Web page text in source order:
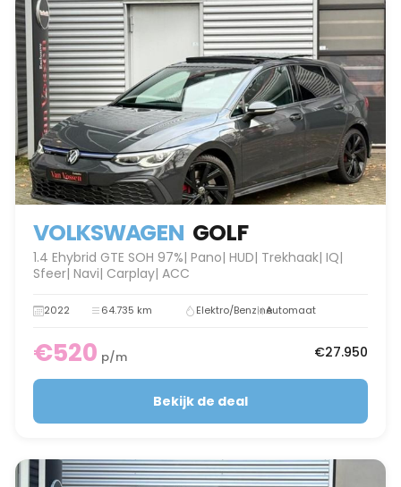
VOLKSWAGEN GOLF
1.4 Ehybrid GTE SOH 97%| Pano| HUD| Trekhaak| IQ|
Sfeer| Navi| Carplay| ACC
2022 64.735 km Elektro/BenzineAutomaat
€520 p/m €27.950
Bekijk de deal